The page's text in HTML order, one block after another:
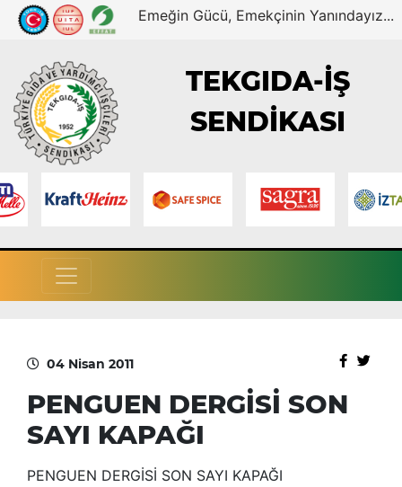
Emeğin Gücü, Emekçinin Yanındayız...
TEKGIDA-İŞ
SENDİKASI
04 Nisan 2011
PENGUEN DERGİSİ SON
SAYI KAPAĞI
PENGUEN DERGİSİ SON SAYI KAPAĞI